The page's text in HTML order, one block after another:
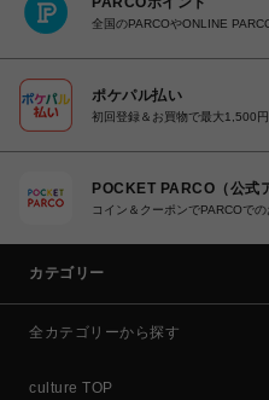
全国のPARCOやONLINE
ポケパル払い
初回登録＆お買物で最大1,500
POCKET PARCO（公式
コイン＆クーポンでPARCOで
カテゴリー
全カテゴリーから探す
culture TOP